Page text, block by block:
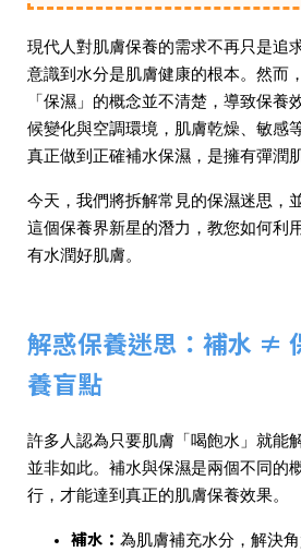
現代人對肌膚保養的需求不再只是追
意識到水分是肌膚健康的根本。然而
「保濕」的概念並不清楚，導致保養
候變化與空調環境，肌膚乾燥、敏感
真正做到正確補水保濕，是擁有彈潤
今天，我們將拆解常見的保濕迷思，
這個保養界新星的潛力，教您如何利
有水潤好肌膚。
解惑保養迷思：補水 ≠
養盲點
許多人認為只要肌膚「喝飽水」就能
並非如此。補水與保濕是兩個不同的
行，才能達到真正的肌膚保養效果。
補水 ： 為肌膚補充水分，解決